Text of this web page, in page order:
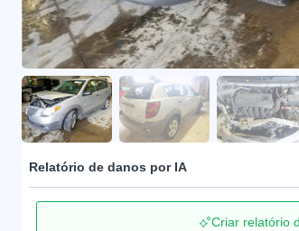
Relatório de danos por IA
Criar relatório